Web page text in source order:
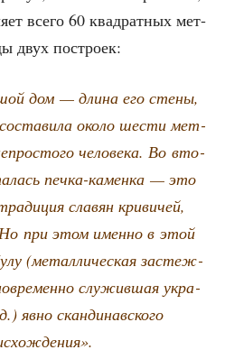
все­го 60 квад­рат­ных мет­
двух построек:
дом — дли­на его сте­ны,
око­ло шести мет­
чело­ве­ка. Во вто­
печ­ка-камен­ка — это
сла­вян кри­ви­чей,
при этом имен­но в этой
(метал­ли­че­ская застеж­
слу­жив­шая укра­
явно скан­ди­нав­ско­го